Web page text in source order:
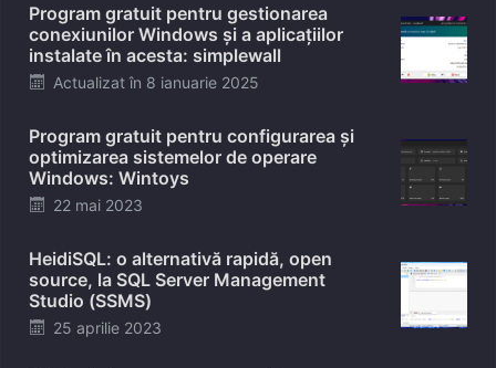
Program gratuit pentru gestionarea
conexiunilor Windows și a aplicațiilor
instalate în acesta: simplewall
Posted
Actualizat în 8 ianuarie 2025
Program gratuit pentru configurarea și
optimizarea sistemelor de operare
Windows: Wintoys
Posted
22 mai 2023
HeidiSQL: o alternativă rapidă, open
source, la SQL Server Management
Studio (SSMS)
Posted
25 aprilie 2023